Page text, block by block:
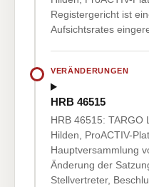
Registergericht ist
Aufsichtsrates
VERÄNDERUNGEN
HRB 46515
HRB 46515: TARGO
Hilden, ProACTIV-
Hauptversammlung
Änderung der
Stellvertreter,